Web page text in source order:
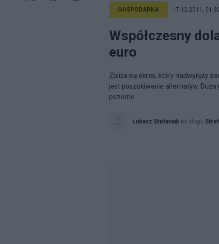
GOSPODARKA 17.12.2011,
Współczesny
euro
Zbliża się okres, który nadwyręży
jest poszukiwanie alternatyw.
pozorne...
Łukasz Stefaniak na blogu